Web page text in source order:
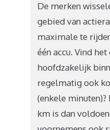
De merken
gebied van
maximale te
één accu. Vind
hoofdzakelijk
regelmatig ook
(enkele minuten)?
km is dan